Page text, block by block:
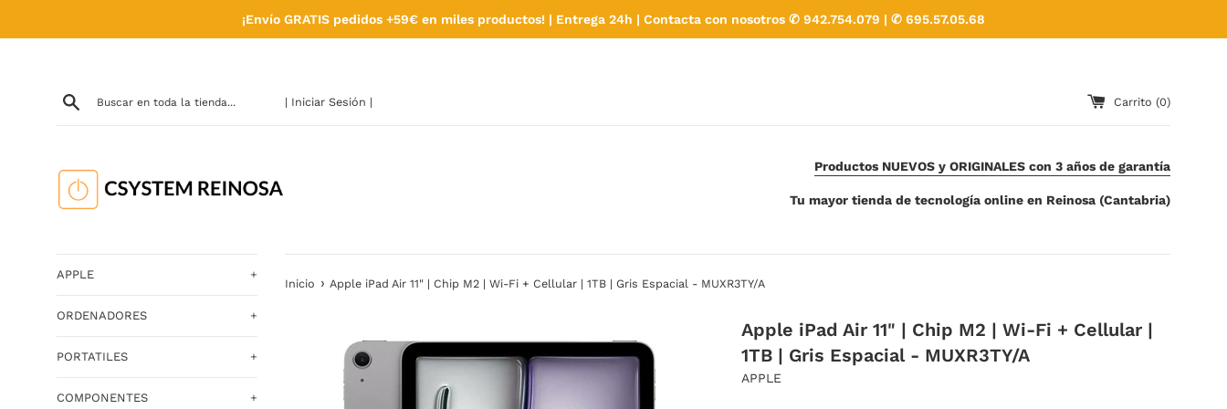
¡Envío GRATIS pedidos +59€ en miles productos! | Entrega 24h | Contacta con nosotros ✆ 942.754.079 | ✆ 695.57.05.68
| Iniciar Sesión | Carrito (0)
Productos NUEVOS y ORIGINALES con 3 años de garantía
Tu mayor tienda de tecnología online en Reinosa (Cantabria)
APPLE +
ORDENADORES +
PORTATILES +
COMPONENTES +
Inicio › Apple iPad Air 11" | Chip M2 | Wi-Fi + Cellular | 1TB | Gris Espacial - MUXR3TY/A
Apple iPad Air 11" | Chip M2 | Wi-Fi + Cellular |
1TB | Gris Espacial - MUXR3TY/A
APPLE